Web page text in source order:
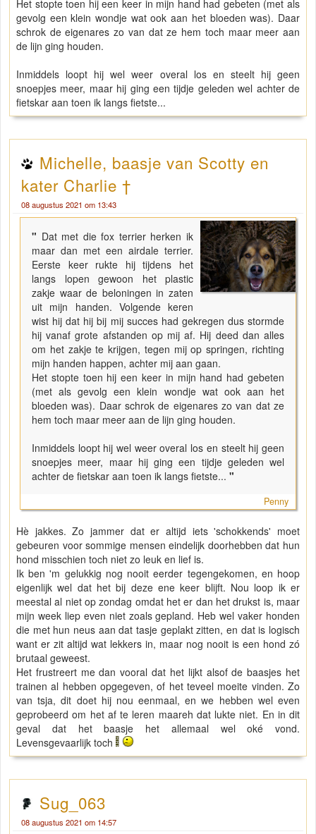
Het stopte toen hij een keer in mijn hand had gebeten (met als
gevolg een klein wondje wat ook aan het bloeden was). Daar
schrok de eigenares zo van dat ze hem toch maar meer aan
de lijn ging houden.
Inmiddels loopt hij wel weer overal los en steelt hij geen
snoepjes meer, maar hij ging een tijdje geleden wel achter de
fietskar aan toen ik langs fietste...
Michelle, baasje van Scotty en
kater Charlie †
08 augustus 2021 om 13:43
" Dat met die fox terrier herken ik
maar dan met een airdale terrier.
Eerste keer rukte hij tijdens het
langs lopen gewoon het plastic
zakje waar de beloningen in zaten
uit mijn handen. Volgende keren
wist hij dat hij bij mij succes had gekregen dus stormde
hij vanaf grote afstanden op mij af. Hij deed dan alles
om het zakje te krijgen, tegen mij op springen, richting
mijn handen happen, achter mij aan gaan.
Het stopte toen hij een keer in mijn hand had gebeten
(met als gevolg een klein wondje wat ook aan het
bloeden was). Daar schrok de eigenares zo van dat ze
hem toch maar meer aan de lijn ging houden.
Inmiddels loopt hij wel weer overal los en steelt hij geen
snoepjes meer, maar hij ging een tijdje geleden wel
achter de fietskar aan toen ik langs fietste... "
Penny
Hè jakkes. Zo jammer dat er altijd iets 'schokkends' moet
gebeuren voor sommige mensen eindelijk doorhebben dat hun
hond misschien toch niet zo leuk en lief is.
Ik ben 'm gelukkig nog nooit eerder tegengekomen, en hoop
eigenlijk wel dat het bij deze ene keer blijft. Nou loop ik er
meestal al niet op zondag omdat het er dan het drukst is, maar
mijn week liep even niet zoals gepland. Heb wel vaker honden
die met hun neus aan dat tasje geplakt zitten, en dat is logisch
want er zit altijd wat lekkers in, maar nog nooit is een hond zó
brutaal geweest.
Het frustreert me dan vooral dat het lijkt alsof de baasjes het
trainen al hebben opgegeven, of het teveel moeite vinden. Zo
van tsja, dit doet hij nou eenmaal, en we hebben wel even
geprobeerd om het af te leren maareh dat lukte niet. En in dit
geval dat het baasje het allemaal wel oké vond.
Levensgevaarlijk toch
Sug_063
08 augustus 2021 om 14:57